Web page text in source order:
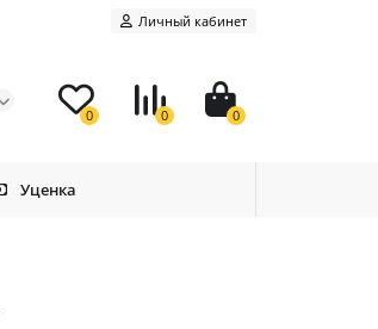
Личный кабинет
0 0 0
Уценка